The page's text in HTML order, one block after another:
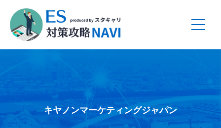
キヤノンマーケティングジャパン